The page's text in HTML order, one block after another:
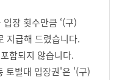
장 횟수만큼 ‘(구)
지급해 드렸습니다.
함되지 않습니다.
토벌대 입장권'은 '(구)